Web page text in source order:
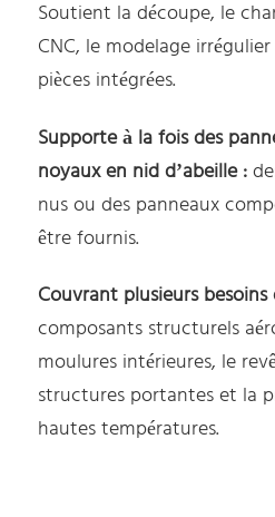
Soutient la découpe, le
CNC, le modelage
pièces intégrées.
Supporte à la fois des
noyaux en nid d’abeille :
nus ou des panneaux
être fournis.
Couvrant plusieurs
composants structurels
moulures intérieures, le
structures portantes et la
hautes températures.